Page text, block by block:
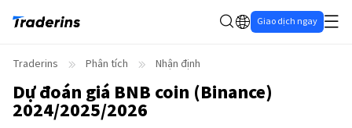
Giao dịch ngay
Traderins Phân tích Nhận định
Dự đoán giá BNB coin (Binance)
2024/2025/2026